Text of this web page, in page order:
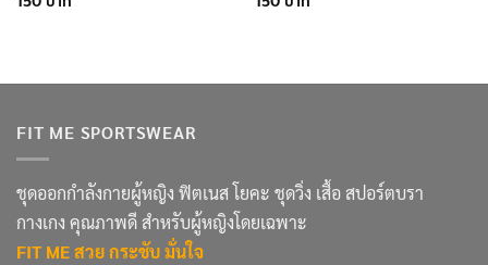
FIT ME SPORTSWEAR
ชุดออกกำลังกายผู้หญิง ฟิตเนส โยคะ ชุดวิ่ง เสื้อ สปอร์ตบรา
กางเกง คุณภาพดี สำหรับผู้หญิงโดยเฉพาะ
FIT ME สวย กระชับ มั่นใจ